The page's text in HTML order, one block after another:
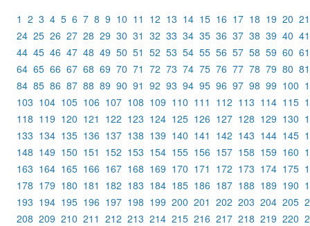
1 2 3 4 5 6 7 8 9 10 11 12 13 14 15 16 17 18 19 20 21
24 25 26 27 28 29 30 31 32 33 34 35 36 37 38 39 40 41
44 45 46 47 48 49 50 51 52 53 54 55 56 57 58 59 60 61
64 65 66 67 68 69 70 71 72 73 74 75 76 77 78 79 80 81
84 85 86 87 88 89 90 91 92 93 94 95 96 97 98 99 100
103 104 105 106 107 108 109 110 111 112 113 114 115
118 119 120 121 122 123 124 125 126 127 128 129 130
133 134 135 136 137 138 139 140 141 142 143 144 145
148 149 150 151 152 153 154 155 156 157 158 159 160
163 164 165 166 167 168 169 170 171 172 173 174 175
178 179 180 181 182 183 184 185 186 187 188 189 190
193 194 195 196 197 198 199 200 201 202 203 204 205
208 209 210 211 212 213 214 215 216 217 218 219 220